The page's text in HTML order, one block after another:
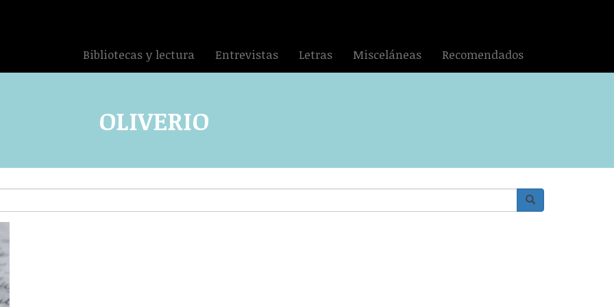
Bibliotecas y lectura Entrevistas Letras Misceláneas Recomendados
OLIVERIO
Buscar